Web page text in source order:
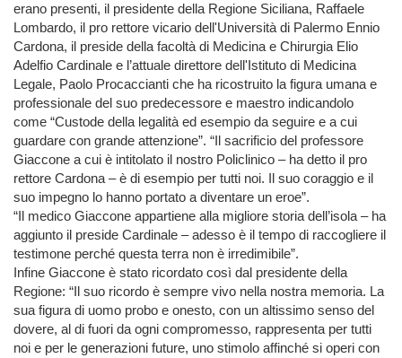
erano presenti, il presidente della Regione Siciliana, Raffaele
Lombardo, il pro rettore vicario dell'Università di Palermo Ennio
Cardona, il preside della facoltà di Medicina e Chirurgia Elio
Adelfio Cardinale e l’attuale direttore dell'Istituto di Medicina
Legale, Paolo Procaccianti che ha ricostruito la figura umana e
professionale del suo predecessore e maestro indicandolo
come “Custode della legalità ed esempio da seguire e a cui
guardare con grande attenzione”. “Il sacrificio del professore
Giaccone a cui è intitolato il nostro Policlinico – ha detto il pro
rettore Cardona – è di esempio per tutti noi. Il suo coraggio e il
suo impegno lo hanno portato a diventare un eroe”.
“Il medico Giaccone appartiene alla migliore storia dell’isola – ha
aggiunto il preside Cardinale – adesso è il tempo di raccogliere il
testimone perché questa terra non è irredimibile”.
Infine Giaccone è stato ricordato così dal presidente della
Regione: “Il suo ricordo è sempre vivo nella nostra memoria. La
sua figura di uomo probo e onesto, con un altissimo senso del
dovere, al di fuori da ogni compromesso, rappresenta per tutti
noi e per le generazioni future, uno stimolo affinché si operi con